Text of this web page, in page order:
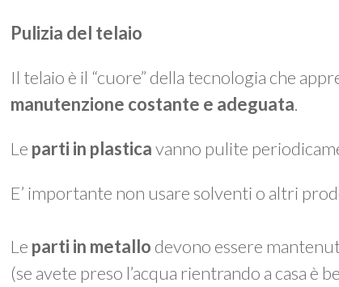
Pulizia del telaio
Il telaio è il “cuore” della tecnologia che
manutenzione costante e adeguata.
Le parti in plasticavanno pulite
E’ importante non usare solventi o altri
Le parti in metallo devono essere
(se avete preso l’acqua rientrando a casa è